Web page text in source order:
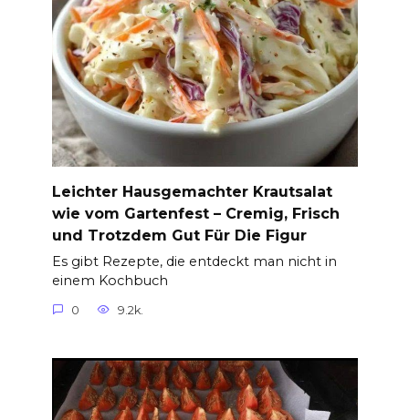
Leichter Hausgemachter Krautsalat
wie vom Gartenfest – Cremig, Frisch
und Trotzdem Gut Für Die Figur
Es gibt Rezepte, die entdeckt man nicht in
einem Kochbuch
0 9.2k.